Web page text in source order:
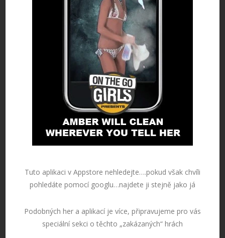
Tuto aplikaci v Appstore nehledejte….pokud však chvíli
pohledáte pomocí googlu…najdete ji stejně jako já
Podobných her a aplikací je více, připravujeme pro vás
speciální sekci o těchto „zakázaných“ hrách